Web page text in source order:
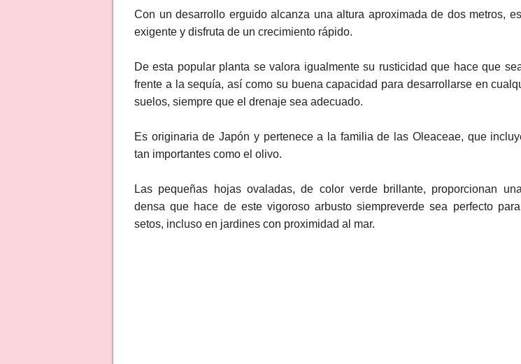
Con un desarrollo erguido alcanza una altura aproximada de dos metros,
exigente y disfruta de un crecimiento rápido.
De esta popular planta se valora igualmente su rusticidad que hace que
frente a la sequía, así como su buena capacidad para desarrollarse en
suelos, siempre que el drenaje sea adecuado.
Es originaria de Japón y pertenece a la familia de las Oleaceae, que
tan importantes como el olivo.
Las pequeñas hojas ovaladas, de color verde brillante, proporcionan
densa que hace de este vigoroso arbusto siempreverde sea perfecto
setos, incluso en jardines con proximidad al mar.